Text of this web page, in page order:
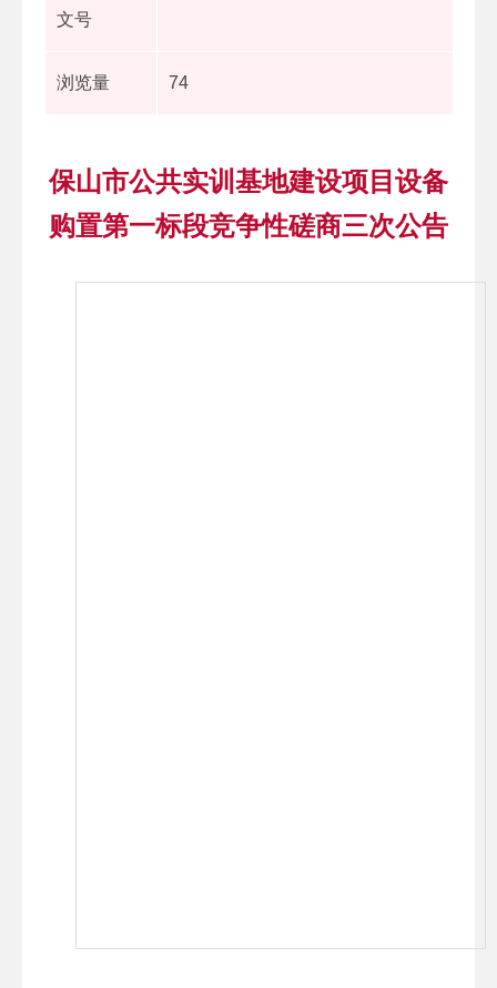
文号
浏览量 74
保山市公共实训基地建设项目设备
购置第一标段竞争性磋商三次公告